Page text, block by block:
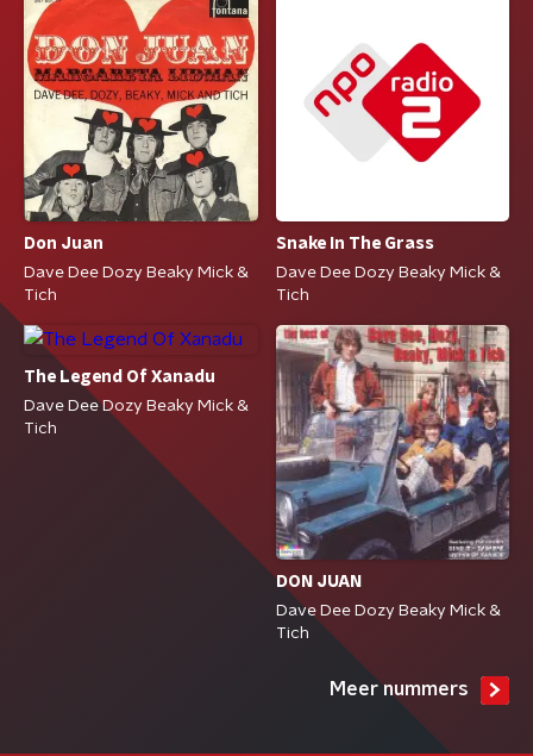
Don Juan
Dave Dee Dozy Beaky Mick &
Tich
Snake In The Grass
Dave Dee Dozy Beaky Mick &
Tich
The Legend Of Xanadu
Dave Dee Dozy Beaky Mick &
Tich
DON JUAN
Dave Dee Dozy Beaky Mick &
Tich
Meer nummers